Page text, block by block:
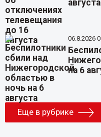
августа
06.8.2026
на 6
Еще в рубрике